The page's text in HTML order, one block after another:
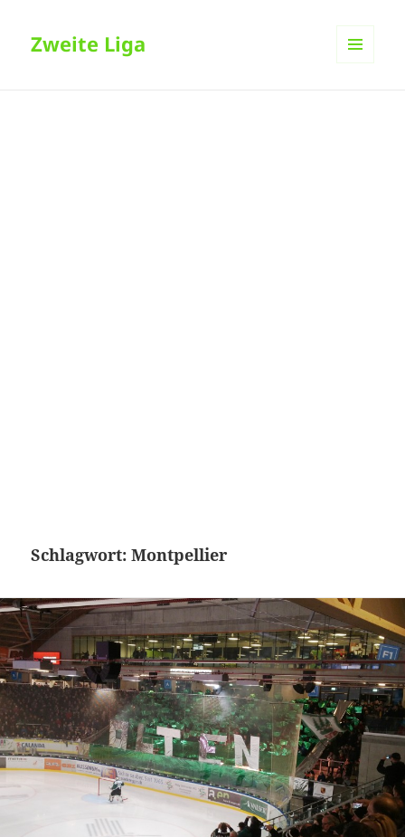
Zweite Liga
Schlagwort:Montpellier